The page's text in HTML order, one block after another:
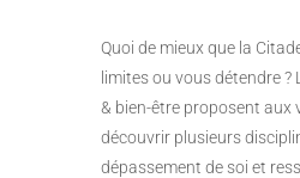
Quoi de mieux que la
limites ou vous détendre
& bien-être proposent aux
découvrir plusieurs
dépassement de soi et